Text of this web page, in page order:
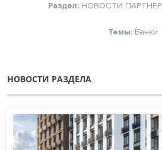
Раздел: НОВОСТИ
Темы: Банки
НОВОСТИ РАЗДЕЛА